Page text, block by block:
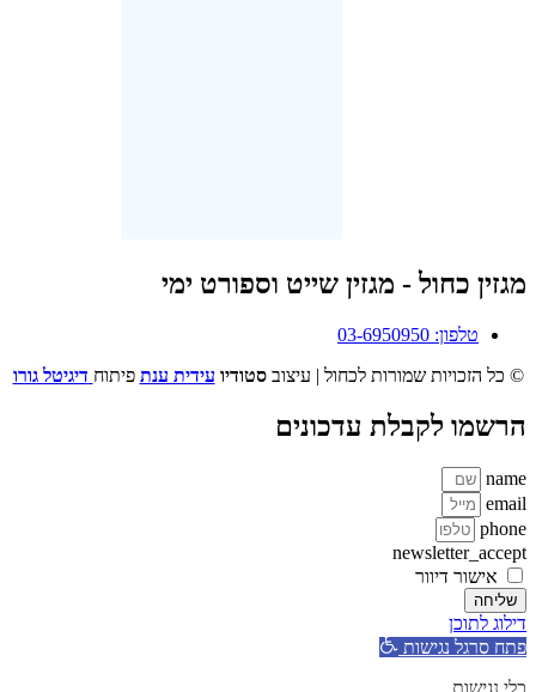
מגזין כחול - מגזין שייט וספורט ימי
טלפון: 03-6950950
© כל הזכויות שמורות לכחול | עיצובסטודיו עידית ענת פיתוח דיגיטל גורו
הרשמו לקבלת עדכונים
name
email
phone
newsletter_accept
אישור דיוור
שליחה
דילוג לתוכן
פתח סרגל נגישות
כלי נגישות